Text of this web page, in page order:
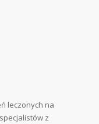
leczonych na
z